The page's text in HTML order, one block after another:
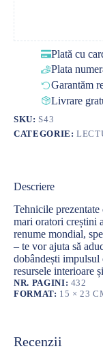
Plată cu
Plata
Garantăm
Livrare
SKU: S43
CATEGORIE:
Descriere
Tehnicile
mari oratori creștini
renume mondial,
– te vor ajuta să
dobândești impulsul
resursele interioare
NR. PAGINI: 432
FORMAT: 15 × 23
Recenzii